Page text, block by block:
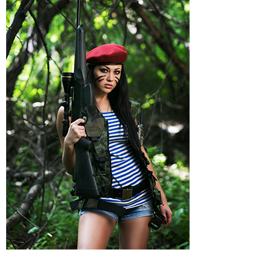
Regenkleding
Riemen
External parts
Riemen
Tactical Vesten
Schoenen
Sokken & Footwear
Schoenen & Tactical Boots
Shirts & truien
Jassen
Kinderen
Overhemden
Shirts / T-Shirts
Tassen
Truien & Longsleeves
Vesten & Hoodies
Sokken & Footwear
Tactical Vesten